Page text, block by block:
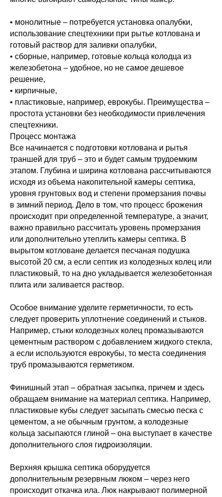
• монолитные – потребуется установка опалубки,
использование спецтехники при рытье котлована и
готовый раствор для заливки опалубки,
• сборные, например, готовые кольца колодца из
железобетона – удобное, но не самое дешевое
решение,
• кирпичные,
• пластиковые, например, еврокубы. Преимущества –
простота установки без необходимости привлечения
спецтехники.
Процесс монтажа
Все начинается с подготовки котлована и рытья
траншей для труб – это и будет самым трудоемким
этапом. Глубина и ширина котлована рассчитываются
исходя из объема накопительной камеры септика,
уровня грунтовых вод и степени промерзания почвы
в зимний период. Дело в том, что процесс брожения
происходит при определенной температуре, а значит,
важно правильно рассчитать уровень промерзания
или дополнительно утеплить камеры септика. В
вырытом котловане делается песчаная подушка
высотой 20 см, а если септик из колодезных колец или
пластиковый, то на дно укладывается железобетонная
плита или заливается раствор.
Особое внимание уделите герметичности, то есть
следует проверить уплотнение соединений и стыков.
Например, стыки колодезных колец промазываются
цементным раствором с добавлением жидкого стекла,
а если используются еврокубы, то места соединения
труб промазываются герметиком.
Финишный этап – обратная засыпка, причем и здесь
обращаем внимание на материал септика. Например,
пластиковые кубы следует засыпать смесью песка с
цементом, а не обычным грунтом, а колодезные
кольца засыпаются глиной – она выступает в качестве
дополнительного слоя гидроизоляции.
Верхняя крышка септика оборудуется
дополнительным резервным люком – через него
происходит откачка ила. Люк накрывают полимерной